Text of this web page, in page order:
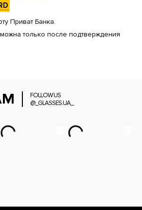
Приват Банка.
только после подтверждения
FOLLOW US
@_GLASSES.UA_